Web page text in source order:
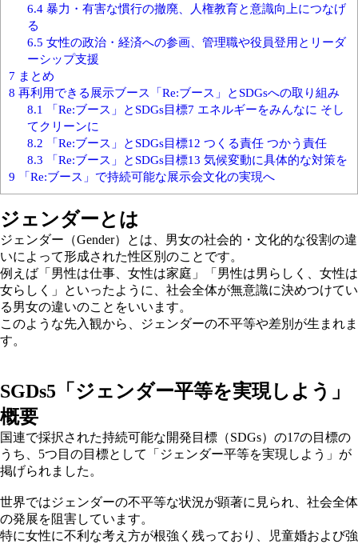
6.4暴力・有害な慣行の撤廃、人権教育と意識向上につなげ
る
6.5 女性の政治・経済への参画、管理職や役員登用とリーダ
ーシップ支援
7 まとめ
8 再利用できる展示ブース「Re:ブース」とSDGsへの取り組み
8.1
「Re:ブース」とSDGs目標7 エネルギーをみんなに そし
てクリーンに
8.2 「Re:ブース」とSDGs目標12 つくる責任 つかう責任
8.3 「Re:ブース」とSDGs目標13 気候変動に具体的な対策を
9 「Re:ブース」で持続可能な展示会文化の実現へ
ジェンダーとは
ジェンダー（Gender）とは、男女の社会的・文化的な役割の違
いによって形成された性区別のことです。
例えば「男性は仕事、女性は家庭」「男性は男らしく、女性は
女らしく」といったように、社会全体が無意識に決めつけてい
る男女の違いのことをいいます。
このような先入観から、ジェンダーの不平等や差別が生まれま
す。
SGDs5「ジェンダー平等を実現しよう」
概要
国連で採択された持続可能な開発目標（SDGs）の17の目標の
うち、5つ目の目標として「ジェンダー平等を実現しよう」が
掲げられました。
世界ではジェンダーの不平等な状況が顕著に見られ、社会全体
の発展を阻害しています。
特に女性に不利な考え方が根強く残っており、児童婚および強